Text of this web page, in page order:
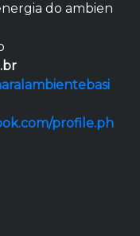
do ambien
profile.ph